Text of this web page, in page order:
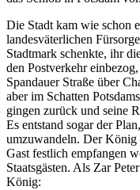
Die Stadt kam wie schon
landesväterlichen
Stadtmark schenkte, ihr
den Postverkehr
Spandauer Straße über
aber im Schatten
gingen zurück und seine
Es entstand sogar der
umzuwandeln. Der König
Gast festlich empfangen
Staatsgästen. Als Zar
König: